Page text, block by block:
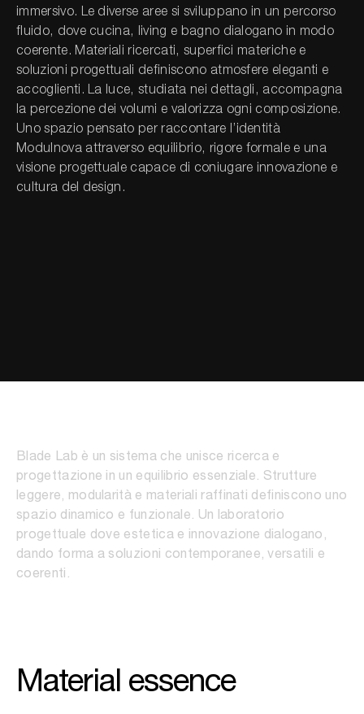
Cerca nel sito...
immersivo. Le diverse aree si sviluppano in un percorso
fluido, dove cucina, living e bagno dialogano in modo
coerente. Materiali ricercati, superfici materiche e
soluzioni progettuali definiscono atmosfere eleganti e
accoglienti. La luce, studiata nei dettagli, accompagna
la percezione dei volumi e valorizza ogni composizione.
Uno spazio pensato per raccontare l’identità
Modulnova attraverso equilibrio, rigore formale e una
visione progettuale capace di coniugare innovazione e
cultura del design.
Blade Lab è un sistema che unisce ricerca e
progettazione in un equilibrio essenziale. Strutture
leggere, modularità e materiali raffinati definiscono uno
spazio dinamico e funzionale. Un laboratorio
progettuale dove estetica e innovazione dialogano,
dando forma a soluzioni contemporanee, versatili e
coerenti.
Material essence